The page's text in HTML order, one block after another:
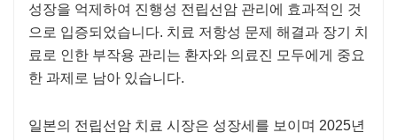
성장을 억제하여 진행성 전립선암 관리에 효과적인 것
으로 입증되었습니다. 치료 저항성 문제 해결과 장기 치
료로 인한 부작용 관리는 환자와 의료진 모두에게 중요
한 과제로 남아 있습니다.
일본의 전립선암 치료 시장은 성장세를 보이며 2025년